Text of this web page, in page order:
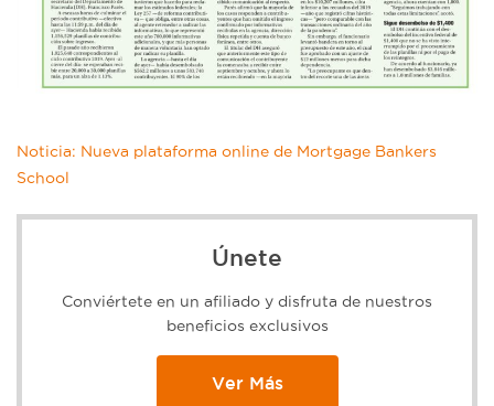
Noticia: Nueva plataforma online de Mortgage Bankers
School
Únete
Conviértete en un afiliado y disfruta de nuestros
beneficios exclusivos
Ver Más